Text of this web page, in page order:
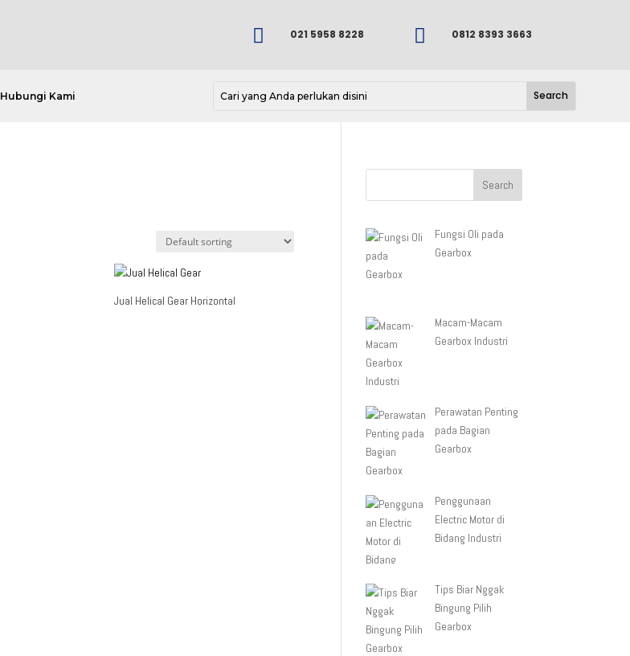
 021 5958 8228  0812 8393 3663
Hubungi Kami
Jual Helical Gear Horizontal
Fungsi Oli pada
Gearbox
Macam-Macam
Gearbox Industri
Perawatan Penting
pada Bagian
Gearbox
Penggunaan
Electric Motor di
Bidang Industri
Tips Biar Nggak
Bingung Pilih
Gearbox